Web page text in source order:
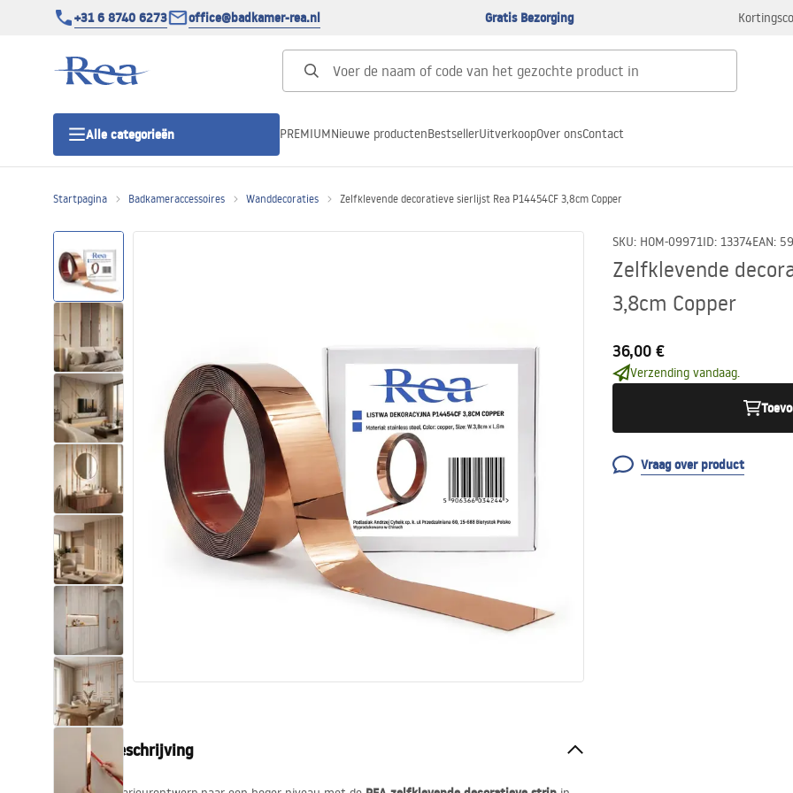
+31 6 8740 6273 office@badkamer-rea.nl Gratis Bezorging
Alle categorieën
Douchedeur
Douchebakken
Lineaire Douchegoten
Toiletten
Baden en badwanden
Kranen
Douches
Keuken
Badkameraccessoires
PREMIUMNieuwe productenBestsellerUitverkoopOver onsContact
Startpagina Badkameraccessoires Wanddecoraties Zelfklevende decoratieve sierlijst Rea P14454CF 3,8cm Copper
SKU: HOM-09971ID: 13374EAN:
Zelfklevende
3,8cm Copper
36,00 €
Verzending vandaag.
Vraag over product
Productbeschrijving